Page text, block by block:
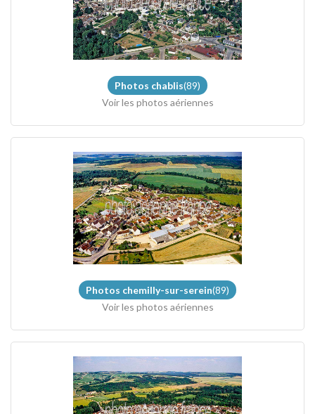
Photos chablis(89)
Voir les photos aériennes
Photos chemilly-sur-serein(89)
Voir les photos aériennes